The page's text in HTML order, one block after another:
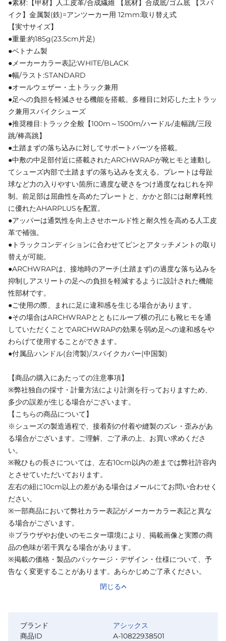
●素材:【甲材】人工皮革/合成繊維 【底材】合成底/ゴム底 【スパ
イク】金属製(鉄)=アンツーカー用 12mm:取り替え式
【実寸サイズ】
●重量:約185g(23.5cm片足)
●ベトナム製
●メーカーカラー表記:WHITE/BLACK
●幅/ラスト:STANDARD
●オールウェザー・土トラック兼用
●足への負担を軽減させる機能を搭載。多種目に対応した土トラッ
ク兼用スパイクシューズ
●推奨種目:トラック全般【100m～1500m/ハードル/走幅跳/三段
跳/棒高跳】
●土踏まずの落ち込みに対してサポートパーツを搭載。
●中敷の中足部付近に搭載されたARCHWRAPが靴ヒモと連動し
てシューズ内部で土踏まずの落ち込みを支える。プレートは母趾
球など力の入りやすい箇所に適度な硬さをつけ過度なねじれを抑
制。前足部は屈曲性を高めたプレートと、かかと部には耐摩耗性
に優れたAHARPLUSを配置。
●アッパーは通気性を向上させホールド性と耐久性を高める人工皮
革で補強。
●トラックコンディションに合わせてピンとアタッチメントの取り
替えが可能。
●ARCHWRAPは、接地時のアーチ(土踏まず)の過度な落ち込みを
抑制しアスリートの足への負担を軽減するように設計された機能
性部材です。
●ご使用の際、まれに足に違和感を生じる場合があります。
●その場合はARCHWRAPとともにループ横の孔にも靴ヒモを通
していただくことでARCHWRAPの効果を弱め足への違和感をや
わらげて使用することができます。
●付属品:ハンドル(台湾製)/スパイクカバー(中国製)
【商品の購入にあたっての注意事項】
※弊社独自の採寸・計量方法により計測を行っておりますため、
多少の誤差が生じる場合がございます。
【こちらの商品について】
※シューズの製造過程で、接着剤の付着や縫製のズレ・歪みがあ
る場合がございます。ご理解、ご了承の上、お買い求めくださ
い。
※靴ひもの長さについては、左右10cm以内の差までは弊社許容内
とさせていただいております。
左右の紐に10cm以上の差がある場合はメールにてお問い合わせく
ださい。
※一部商品において弊社カラー表記がメーカーカラー表記と異な
る場合がございます。
※ブラウザやお使いのモニター環境により、掲載画像と実際の商
品の色味が若干異なる場合があります。
※掲載の価格・製品のパッケージ・デザイン・仕様について、予
告なく変更することがあります。あらかじめご了承ください。
閉じる
ブランド
アシックス
商品ID
A-10822938501